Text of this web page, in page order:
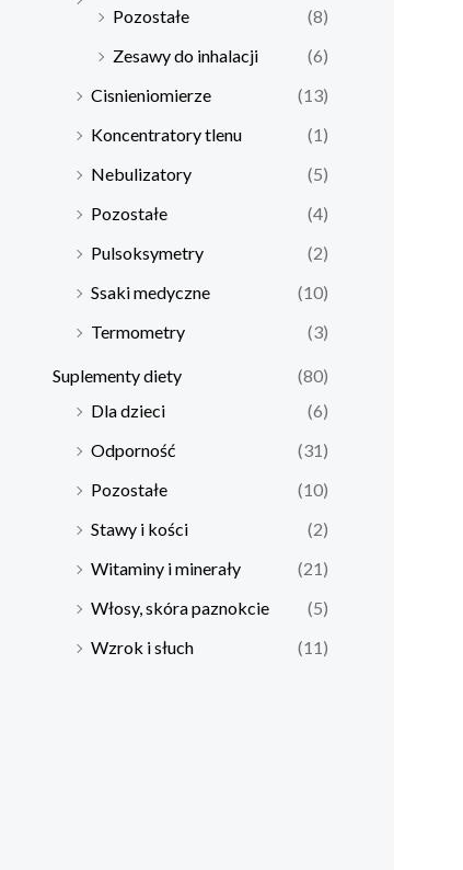
Pozostałe
(8)
Zesawy do inhalacji
(6)
Cisnieniomierze
(13)
Koncentratory tlenu
(1)
Nebulizatory
(5)
Pozostałe
(4)
Pulsoksymetry
(2)
Ssaki medyczne
(10)
Termometry
(3)
Suplementy diety
(80)
Dla dzieci
(6)
Odporność
(31)
Pozostałe
(10)
Stawy i kości
(2)
Witaminy i minerały
(21)
Włosy, skóra paznokcie
(5)
Wzrok i słuch
(11)